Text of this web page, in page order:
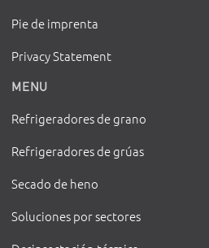
Pie de imprenta
Privacy Statement
MENU
Refrigeradores de grano
Refrigeradores de grúas
Secado de heno
Soluciones por sectores